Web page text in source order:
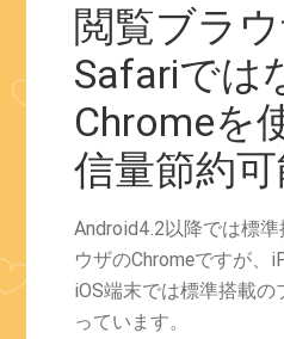
閲覧ブラ
Safariでは
Chromeを
信量節約可
Android4.2以降では標
ウザのChromeですが、
iOS端末では標準搭載
っています。